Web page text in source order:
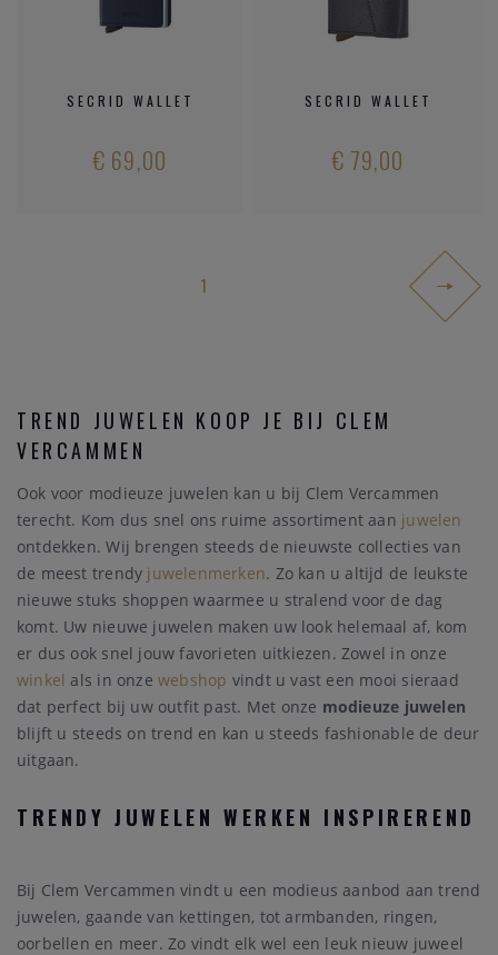
SECRID WALLET
€ 69,00
SECRID WALLET
€ 79,00
1
TREND JUWELEN KOOP JE BIJ CLEM
VERCAMMEN
Ook voor modieuze juwelen kan u bij Clem Vercammen
terecht. Kom dus snel ons ruime assortiment aan juwelen
ontdekken. Wij brengen steeds de nieuwste collecties van
de meest trendy juwelenmerken. Zo kan u altijd de leukste
nieuwe stuks shoppen waarmee u stralend voor de dag
komt. Uw nieuwe juwelen maken uw look helemaal af, kom
er dus ook snel jouw favorieten uitkiezen. Zowel in onze
winkel als in onze webshop vindt u vast een mooi sieraad
dat perfect bij uw outfit past. Met onze modieuze juwelen
blijft u steeds on trend en kan u steeds fashionable de deur
uitgaan.
TRENDY JUWELEN WERKEN INSPIREREND
Bij Clem Vercammen vindt u een modieus aanbod aan trend
juwelen, gaande van kettingen, tot armbanden, ringen,
oorbellen en meer. Zo vindt elk wel een leuk nieuw juweel